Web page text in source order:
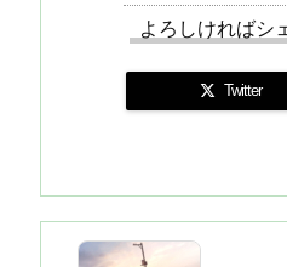
よろしければシ
Twitter